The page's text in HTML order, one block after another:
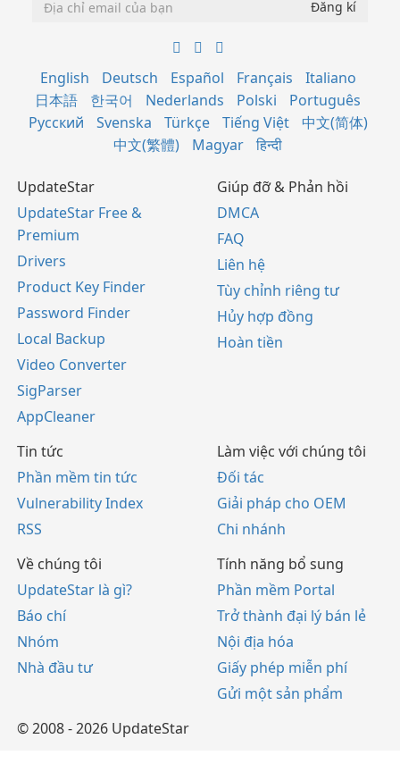
English Deutsch Español Français
Italiano
日本語
한국어 Nederlands Polski
Português
Русский
Svenska Türkçe Tiếng Việt
中文(简体)
中文(繁體)
Magyar हिन्दी
UpdateStar
UpdateStar Free &
Premium
Drivers
Product Key Finder
Password Finder
Local Backup
Video Converter
SigParser
AppCleaner
Giúp đỡ & Phản hồi
DMCA
FAQ
Liên hệ
Tùy chỉnh riêng tư
Hủy hợp đồng
Hoàn tiền
Tin tức
Phần mềm tin tức
Vulnerability Index
RSS
Làm việc với chúng tôi
Đối tác
Giải pháp cho OEM
Chi nhánh
Về chúng tôi
UpdateStar là gì?
Báo chí
Nhóm
Nhà đầu tư
Tính năng bổ sung
Phần mềm Portal
Trở thành đại lý bán lẻ
Nội địa hóa
Giấy phép miễn phí
Gửi một sản phẩm
© 2008 - 2026 UpdateStar